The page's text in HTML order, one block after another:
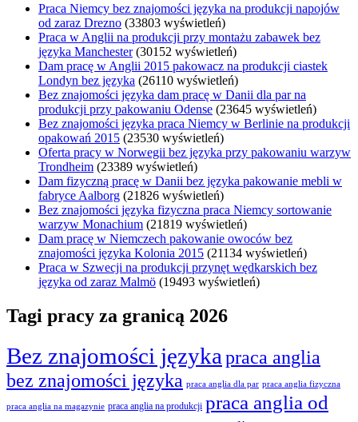
Praca Niemcy bez znajomości języka na produkcji napojów
od zaraz Drezno (33803 wyświetleń)
Praca w Anglii na produkcji przy montażu zabawek bez
języka Manchester(30152 wyświetleń)
Dam pracę w Anglii 2015 pakowacz na produkcji ciastek
Londyn bez języka (26110 wyświetleń)
Bez znajomości języka dam pracę w Danii dla par na
produkcji przy pakowaniu Odense (23645 wyświetleń)
Bez znajomości języka praca Niemcy w Berlinie na produkcji
opakowań 2015 (23530 wyświetleń)
Oferta pracy w Norwegii bez języka przy pakowaniu warzyw
Trondheim (23389 wyświetleń)
Dam fizyczną pracę w Danii bez języka pakowanie mebli w
fabryce Aalborg (21826 wyświetleń)
Bez znajomości języka fizyczna praca Niemcy sortowanie
warzyw Monachium (21819 wyświetleń)
Dam pracę w Niemczech pakowanie owoców bez
znajomości języka Kolonia 2015 (21134 wyświetleń)
Praca w Szwecji na produkcji przynęt wędkarskich bez
języka od zaraz Malmö (19493 wyświetleń)
Tagi pracy za granicą 2026
Bez znajomości języka praca anglia
bez znajomości języka praca anglia dla par praca anglia fizyczna
praca anglia na magazynie praca anglia na produkcji praca anglia od